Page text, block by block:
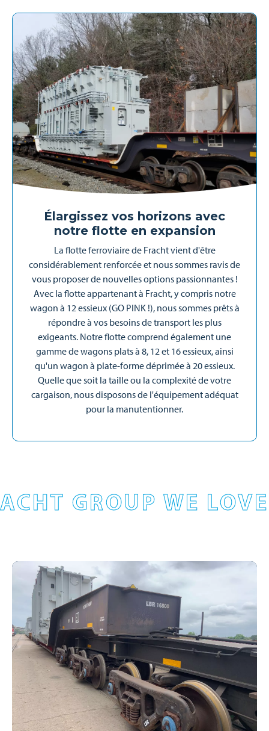
Élargissez vos horizons avec
notre flotte en expansion
La flotte ferroviaire de Fracht vient d'être
considérablement renforcée et nous sommes ravis de
vous proposer de nouvelles options passionnantes !
Avec la flotte appartenant à Fracht, y compris notre
wagon à 12 essieux (GO PINK !), nous sommes prêts à
répondre à vos besoins de transport les plus
exigeants. Notre flotte comprend également une
gamme de wagons plats à 8, 12 et 16 essieux, ainsi
qu'un wagon à plate-forme déprimée à 20 essieux.
Quelle que soit la taille ou la complexité de votre
cargaison, nous disposons de l'équipement adéquat
pour la manutentionner.
GROUP WE